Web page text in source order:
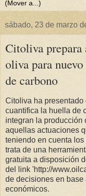
sábado, 23 de marzo
Citoliva prepara
oliva para
de carbono
Citoliva ha
cuantifica la huella de
integran la producción
aquellas actuaciones
teniendo en cuenta
trata de una
gratuita a disposición
del link 'http://
de decisiones en
económicos.